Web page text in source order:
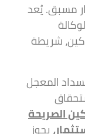
مسبق. يُعد
شريطة
المعجل
الصريحة
يجوز